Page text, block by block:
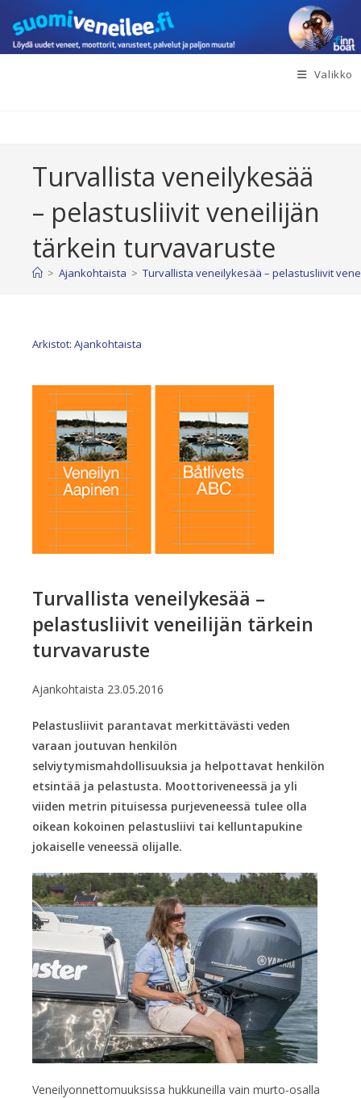
suoraan
sisältöön
Valikko
Turvallista veneilykesää
– pelastusliivit veneilijän
tärkein turvavaruste
> Ajankohtaista > Turvallista veneilykesää – pelastusliivit
Arkistot: Ajankohtaista
Turvallista veneilykesää –
pelastusliivit veneilijän tärkein
turvavaruste
Ajankohtaista 23.05.2016
Pelastusliivit parantavat merkittävästi veden
varaan joutuvan henkilön
selviytymismahdollisuuksia ja helpottavat henkilön
etsintää ja pelastusta. Moottoriveneessä ja yli
viiden metrin pituisessa purjeveneessä tulee olla
oikean kokoinen pelastusliivi tai kelluntapukine
jokaiselle veneessä olijalle.
Veneilyonnettomuuksissa hukkuneilla vain murto-osalla